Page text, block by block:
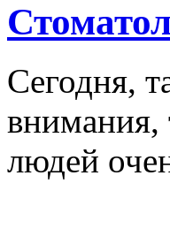
Сегодня,
внимания,
людей